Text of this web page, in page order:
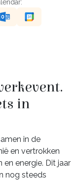
in
in de
en vertrokken
energie. Dit jaar
nog steeds